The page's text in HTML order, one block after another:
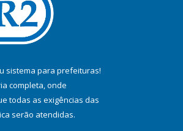
sistema para prefeituras!
completa, onde
todas as exigências das
serão atendidas.